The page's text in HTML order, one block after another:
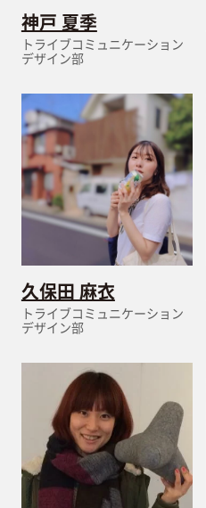
神戸 夏季
トライブコミュニケーション
デザイン部
久保田 麻衣
トライブコミュニケーション
デザイン部